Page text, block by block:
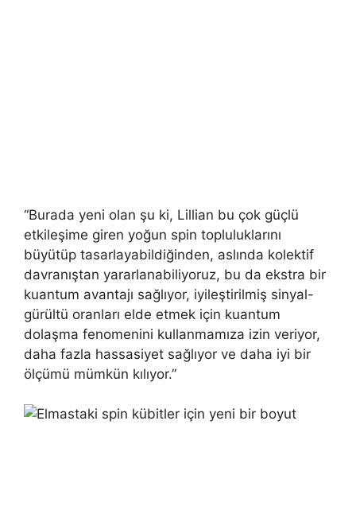
“Burada yeni olan şu ki, Lillian bu çok güçlü
etkileşime giren yoğun spin topluluklarını
büyütüp tasarlayabildiğinden, aslında kolektif
davranıştan yararlanabiliyoruz, bu da ekstra bir
kuantum avantajı sağlıyor, iyileştirilmiş sinyal-
gürültü oranları elde etmek için kuantum
dolaşma fenomenini kullanmamıza izin veriyor,
daha fazla hassasiyet sağlıyor ve daha iyi bir
ölçümü mümkün kılıyor.”